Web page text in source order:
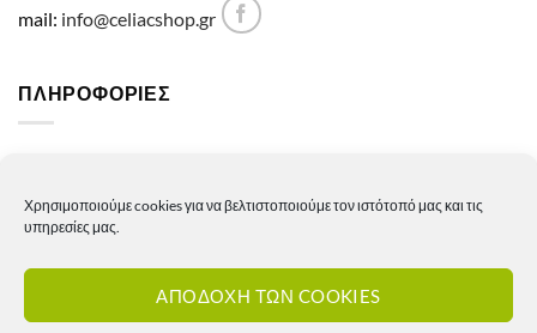
Χρησιμοποιούμε cookies για να βελτιστοποιούμε τον ιστότοπό μας και τις
υπηρεσίες μας.
ΑΠΟΔΟΧΗ ΤΩΝ COOKIES
mail: info@celiacshop.gr
ΠΛΗΡΟΦΟΡΙΕΣ
Πολιτική Απορρήτου
Πολιτική επιστροφών – ακυρώσεων